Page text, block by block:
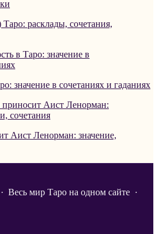
расклады, сочетания,
значение в сочетаниях и гаданиях
Аист Ленорман: значение,
· Весь мир Таро на одном сайте ·